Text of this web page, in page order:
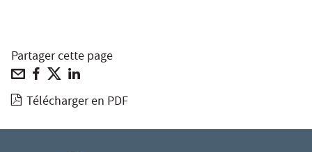
Partager cette page
Télécharger en PDF